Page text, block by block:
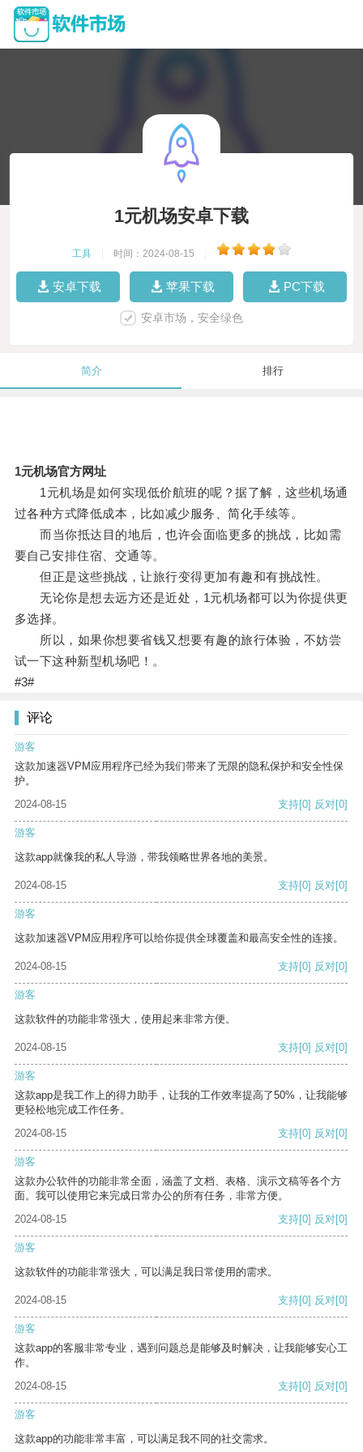
1元机场安卓下载
工具 时间：2024-08-15
安卓下载 苹果下载 PC下载
安卓市场，安全绿色
简介 排行
1元机场官方网址
1元机场是如何实现低价航班的呢？据了解，这些机场通
过各种方式降低成本，比如减少服务、简化手续等。
而当你抵达目的地后，也许会面临更多的挑战，比如需
要自己安排住宿、交通等。
但正是这些挑战，让旅行变得更加有趣和有挑战性。
无论你是想去远方还是近处，1元机场都可以为你提供更
多选择。
所以，如果你想要省钱又想要有趣的旅行体验，不妨尝
试一下这种新型机场吧！。
#3#
评论
游客
这款加速器VPM应用程序已经为我们带来了无限的隐私保护和安全性保
护。
2024-08-15
支持[0] 反对[0]
游客
这款app就像我的私人导游，带我领略世界各地的美景。
2024-08-15 支持[0] 反对[0]
游客
这款加速器VPM应用程序可以给你提供全球覆盖和最高安全性的连接。
2024-08-15 支持[0] 反对[0]
游客
这款软件的功能非常强大，使用起来非常方便。
2024-08-15 支持[0] 反对[0]
游客
这款app是我工作上的得力助手，让我的工作效率提高了50%，让我能够
更轻松地完成工作任务。
2024-08-15
支持[0] 反对[0]
游客
这款办公软件的功能非常全面，涵盖了文档、表格、演示文稿等各个方
面。我可以使用它来完成日常办公的所有任务，非常方便。
2024-08-15
支持[0] 反对[0]
游客
这款软件的功能非常强大，可以满足我日常使用的需求。
2024-08-15 支持[0] 反对[0]
游客
这款app的客服非常专业，遇到问题总是能够及时解决，让我能够安心工
作。
2024-08-15
支持[0] 反对[0]
游客
这款app的功能非常丰富，可以满足我不同的社交需求。